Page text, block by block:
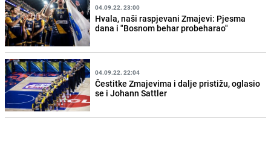
04.09.22. 23:00
Hvala, naši raspjevani Zmajevi: Pjesma
dana i "Bosnom behar probeharao"
04.09.22. 22:04
Čestitke Zmajevima i dalje pristižu, oglasio
se i Johann Sattler